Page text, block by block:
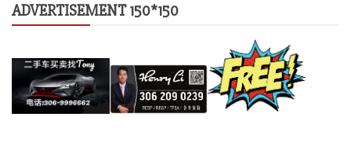
ADVERTISEMENT 150*150